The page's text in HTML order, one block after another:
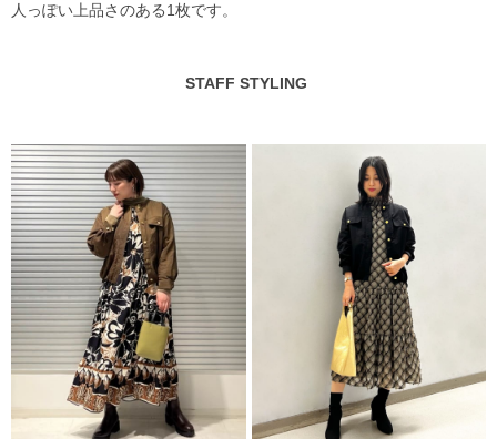
人っぽい上品さのある1枚です。
STAFF STYLING